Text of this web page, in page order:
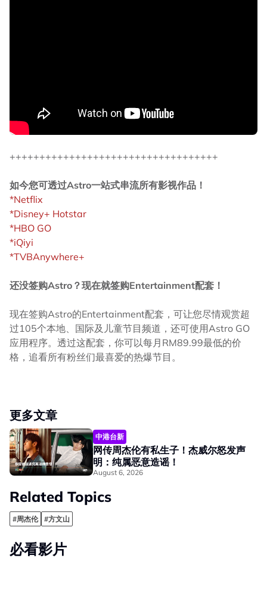
+++++++++++++++++++++++++++++++++++
如今您可透过Astro一站式串流所有影视作品！
*Netflix
*Disney+ Hotstar
*HBO GO
*iQiyi
*TVBAnywhere+
还没签购Astro？现在就签购Entertainment配套！
现在签购Astro的Entertainment配套，可让您尽情观赏超
过105个本地、国际及儿童节目频道，还可使用Astro GO
应用程序。透过这配套，你可以每月RM89.99最低的价
格，追看所有粉丝们最喜爱的热爆节目。
更多文章
中港台新
网传周杰伦有私生子！杰威尔怒发声
明：纯属恶意造谣！
August 6, 2026
Related Topics
#周杰伦 #方文山
必看影片